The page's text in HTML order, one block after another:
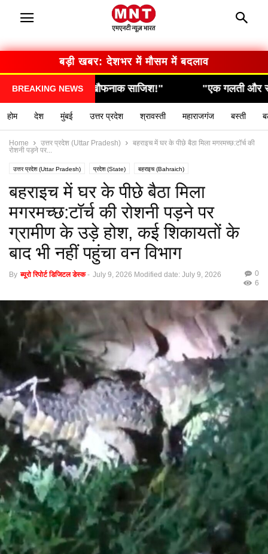
बड़ी खबर: सरकार का बड़ा फैसला
BREAKING NEWS
"एक गलती और सब कुछ खत्म… देखिए कैसे हुआ हादसा!"
होम देश मुंबई उत्तर प्रदेश श्रावस्ती महाराजगंज बस्ती
Home उत्तर प्रदेश (Uttar Pradesh)
बहराइच में घर के पीछे बैठा मिला मगरमच्छ:टॉर्च की
रोशनी पड़ने पर...
उत्तर प्रदेश (Uttar Pradesh) प्रदेश (State) बहराइच (Bahraich)
यूपी लेटेस्ट न्यूज हिन्दी (UP latest news hindi) लाइव अपडेट
बहराइच में घर के पीछे बैठा मिला
मगरमच्छ:टॉर्च की रोशनी पड़ने पर
ग्रामीण के उड़े होश, कई शिकायतों के
बाद भी नहीं पहुंचा वन विभाग
By ब्यूरो रिपोर्ट डिजिटल डेस्क - July 9, 2026 Modified date: July 9, 2026
0
6